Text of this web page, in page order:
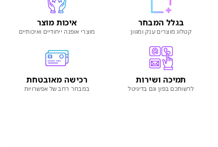
בגלל המבחר
קטלוג מוצרים ענק ומגוון
איכות מוצר
מוצרי אופנה ייחודיים ואיכותיים
תמיכה ושירות
לרשותכם בפון וגם בדיגיטל
רכישה מאובטחת
במבחר רחב של אפשרויות